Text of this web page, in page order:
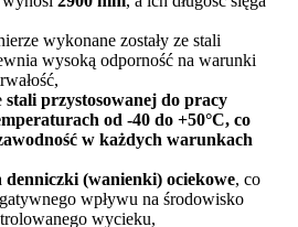
wykonane zostały ze stali
wysoką odporność na warunki
stali przystosowanej do pracy
od -40 do +50°C, co
w każdych warunkach
denniczki (wanienki) ociekowe, co
wpływu na środowisko
wycieku,